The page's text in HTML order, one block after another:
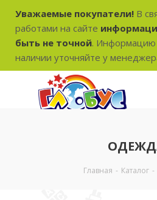
Уважаемые покупатели! В
работами на сайте
быть не точной. Информацию
наличии уточняйте у
Главная - Каталог -